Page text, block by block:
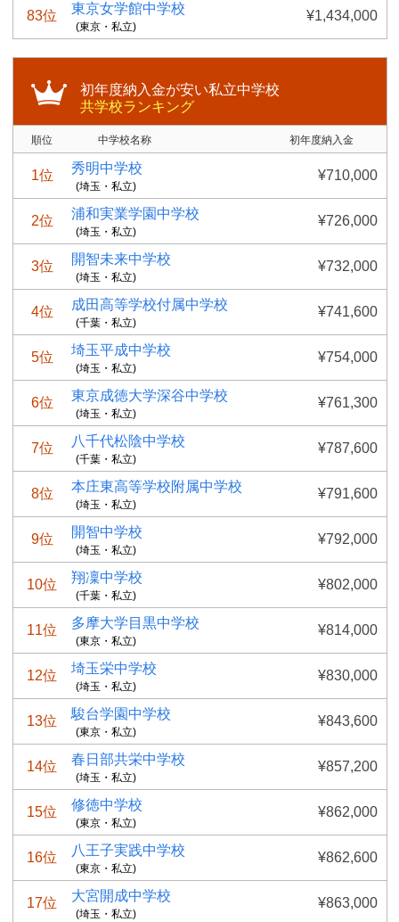
83位 東京女学館中学校
(東京・私立)
¥1,434,000
初年度納入金が安い私立中学校
共学校ランキング
順位 中学校名称 初年度納入金
1位 秀明中学校
(埼玉・私立)
¥710,000
2位 浦和実業学園中学校
(埼玉・私立)
¥726,000
3位 開智未来中学校
(埼玉・私立)
¥732,000
4位 成田高等学校付属中学校
(千葉・私立)
¥741,600
5位 埼玉平成中学校
(埼玉・私立)
¥754,000
6位 東京成徳大学深谷中学校
(埼玉・私立)
¥761,300
7位 八千代松陰中学校
(千葉・私立)
¥787,600
8位 本庄東高等学校附属中学校
(埼玉・私立)
¥791,600
9位 開智中学校
(埼玉・私立)
¥792,000
10位 翔凜中学校
(千葉・私立)
¥802,000
11位 多摩大学目黒中学校
(東京・私立)
¥814,000
12位 埼玉栄中学校
(埼玉・私立)
¥830,000
13位 駿台学園中学校
(東京・私立)
¥843,600
14位 春日部共栄中学校
(埼玉・私立)
¥857,200
15位 修徳中学校
(東京・私立)
¥862,000
16位 八王子実践中学校
(東京・私立)
¥862,600
17位 大宮開成中学校
(埼玉・私立)
¥863,000